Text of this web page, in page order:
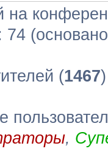
на
(1467
,